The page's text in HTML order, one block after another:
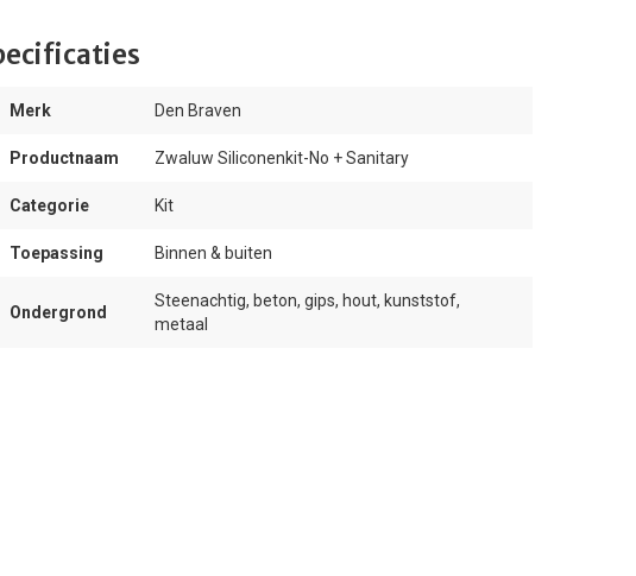
Merk Den Braven
Productnaam Zwaluw Siliconenkit-No + Sanitary
Categorie Kit
Toepassing Binnen & buiten
Ondergrond
Steenachtig, beton, gips, hout, kunststof,
metaal